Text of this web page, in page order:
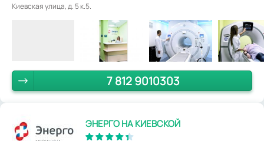
Киевская улица, д. 5 к.5.
7 812 9010303
ЭНЕРГО НА КИЕВСКОЙ